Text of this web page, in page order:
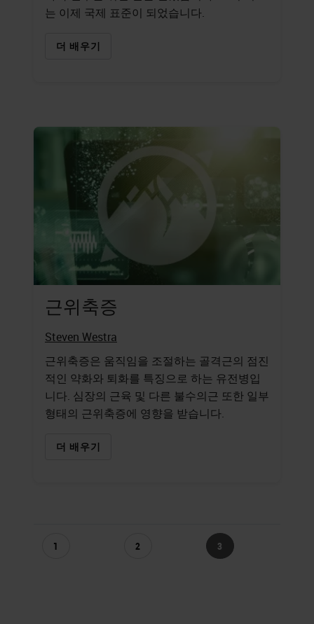
는 이제 국제 표준이 되었습니다.
더 배우기
근위축증
Steven Westra
근위축증은 움직임을 조절하는 골격근의 점진
적인 약화와 퇴화를 특징으로 하는 유전병입
니다. 심장의 근육 및 다른 불수의근 또한 일부
형태의 근위축증에 영향을 받습니다.
더 배우기
1 2 3